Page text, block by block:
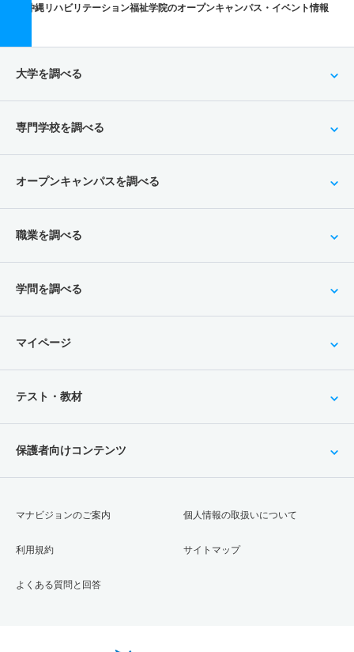
沖縄リハビリテーション福祉学院のオープンキャンパス・イベント情報
大学を調べる
専門学校を調べる
オープンキャンパスを調べる
職業を調べる
学問を調べる
マイページ
テスト・教材
保護者向けコンテンツ
マナビジョンのご案内
利用規約
よくある質問と回答
個人情報の取扱いについて
サイトマップ